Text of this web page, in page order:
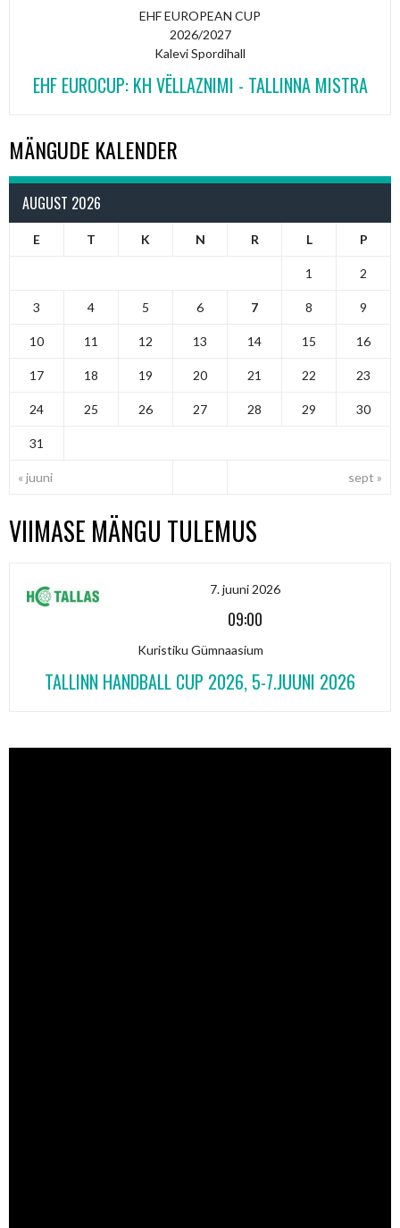
EHF EUROPEAN CUP
2026/2027
Kalevi Spordihall
EHF EUROCUP: KH VËLLAZNIMI - TALLINNA MISTRA
MÄNGUDE KALENDER
AUGUST 2026
E T K N R L P
« juuni sept »
1 2
3 4 5 6 7 8 9
10 11 12 13 14 15 16
17 18 19 20 21 22 23
24 25 26 27 28 29 30
31
VIIMASE MÄNGU TULEMUS
7. juuni 2026
09:00
Kuristiku Gümnaasium
TALLINN HANDBALL CUP 2026, 5-7.JUUNI 2026